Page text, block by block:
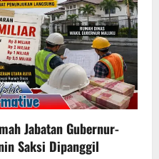
Jabatan Gubernur-
Saksi Dipanggil